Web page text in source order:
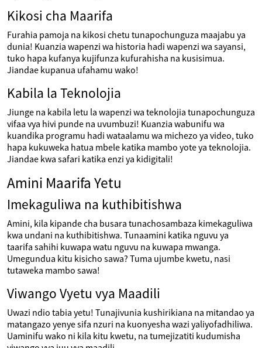
Kikosi cha Maarifa
Furahia pamoja na kikosi chetu tunapochunguza maajabu ya
dunia! Kuanzia wapenzi wa historia hadi wapenzi wa sayansi,
tuko hapa kufanya kujifunza kufurahisha na kusisimua.
Jiandae kupanua ufahamu wako!
Kabila la Teknolojia
Jiunge na kabila letu la wapenzi wa teknolojia tunapochunguza
vifaa vya hivi punde na uvumbuzi! Kuanzia wabunifu wa
kuandika programu hadi wataalamu wa michezo ya video, tuko
hapa kukuweka hatua mbele katika mambo yote ya teknolojia.
Jiandae kwa safari katika enzi ya kidigitali!
Amini Maarifa Yetu
Imekaguliwa na kuthibitishwa
Amini, kila kipande cha busara tunachosambaza kimekaguliwa
kwa undani na kuthibitishwa. Tunaamini katika nguvu ya
taarifa sahihi kuwapa watu nguvu na kuwapa mwanga.
Umegundua kitu kisicho sawa? Tuma ujumbe kwetu, nasi
tutaweka mambo sawa!
Viwango Vyetu vya Maadili
Uwazi ndio tabia yetu! Tunajivunia kushirikiana na mitandao ya
matangazo yenye sifa nzuri na kuonyesha wazi yaliyofadhiliwa.
Uaminifu wako ni kila kitu kwetu, na tumejizatiti kudumisha